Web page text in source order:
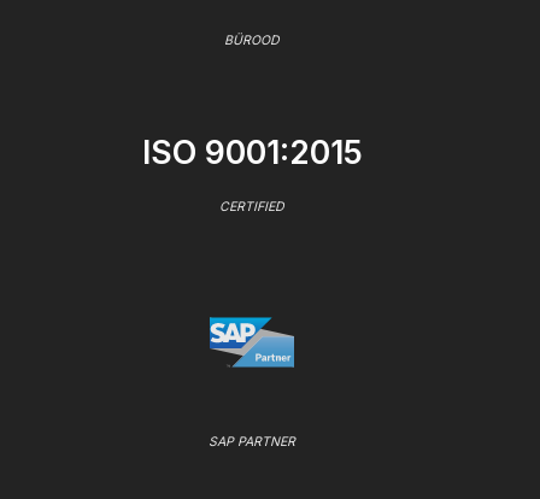
BÜROOD
ISO 9001:2015
CERTIFIED
SAP PARTNER